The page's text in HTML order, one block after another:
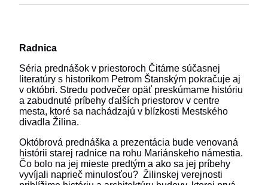
Radnica
Séria prednášok v priestoroch Čitárne súčasnej
literatúry s historikom Petrom Štanským pokračuje aj
v októbri. Stredu podvečer opäť preskúmame históriu
a zabudnuté príbehy ďalších priestorov v centre
mesta, ktoré sa nachádzajú v blízkosti Mestského
divadla Žilina.
Októbrová prednáška a prezentácia bude venovaná
histórii starej radnice na rohu Mariánskeho námestia.
Čo bolo na jej mieste predtým a ako sa jej príbehy
vyvíjali naprieč minulosťou? Žilinskej verejnosti